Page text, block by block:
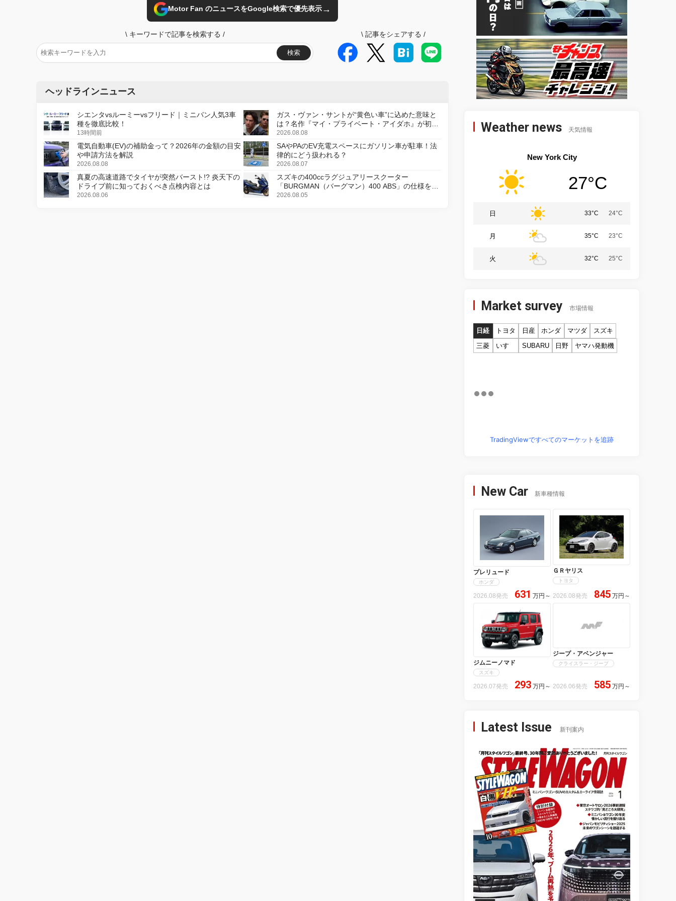
Motor Fan のニュースをGoogle検索で優先表示→
\ キーワードで記事を検索する /
検索
\ 記事をシェアする /
ヘッドラインニュース
シエンタvsルーミーvsフリード｜ミニバン人気3車
種を徹底比較！
13時間前
ガス・ヴァン・サントが“黄色い車”に込めた意味と
は？名作『マイ・プライベート・アイダホ』が初の
デジタルリマスター版で復活
2026.08.08
電気自動車(EV)の補助金って？2026年の金額の目安
や申請方法を解説
2026.08.08
SAやPAのEV充電スペースにガソリン車が駐車！法
律的にどう扱われる？
2026.08.07
真夏の高速道路でタイヤが突然バースト!? 炎天下の
ドライブ前に知っておくべき点検内容とは
2026.08.06
スズキの400ccラグジュアリースクーター
「BURGMAN（バーグマン）400 ABS」の仕様を変
更し、8月18日に発売
2026.08.05
Weather news 天気情報
New York City
27°C
日 33°C 24°C
月 35°C 23°C
火 32°C 25°C
Market survey 市場情報
日経 トヨタ 日産 ホンダ マツダ
スズキ
三菱
いすゞ SUBARU 日野 ヤマハ発動機
TradingViewですべてのマーケットを追跡
New Car 新車種情報
プレリュード
ホンダ
2026.08発売 631 万円 ～
ＧＲヤリス
トヨタ
2026.08発売 845 万円 ～
ジムニーノマド
スズキ
2026.07発売 293 万円 ～
ジープ・アベンジャー
クライスラー・ジープ
2026.06発売 585 万円 ～
Latest Issue 新刊案内